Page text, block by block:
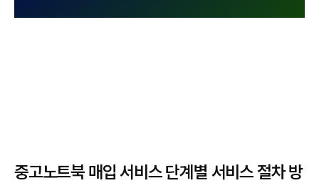
중고노트북 매입 서비스 단계별 서비스 절차 방